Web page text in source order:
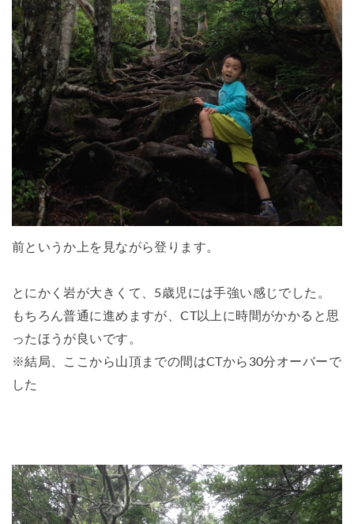
前というか上を見ながら登ります。
とにかく岩が大きくて、5歳児には手強い感じでした。
もちろん普通に進めますが、CT以上に時間がかかると思
ったほうが良いです。
※結局、ここから山頂までの間はCTから30分オーバーで
した